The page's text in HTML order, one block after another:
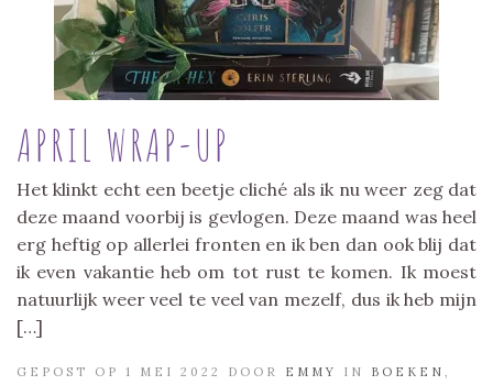
APRIL WRAP-UP
Het klinkt echt een beetje cliché als ik nu weer zeg dat
deze maand voorbij is gevlogen. Deze maand was heel
erg heftig op allerlei fronten en ik ben dan ook blij dat
ik even vakantie heb om tot rust te komen. Ik moest
natuurlijk weer veel te veel van mezelf, dus ik heb mijn
[…]
GEPOST OP 1 MEI 2022 DOOR EMMY IN BOEKEN